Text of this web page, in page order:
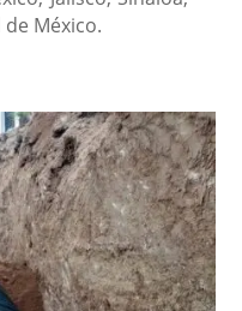
México.